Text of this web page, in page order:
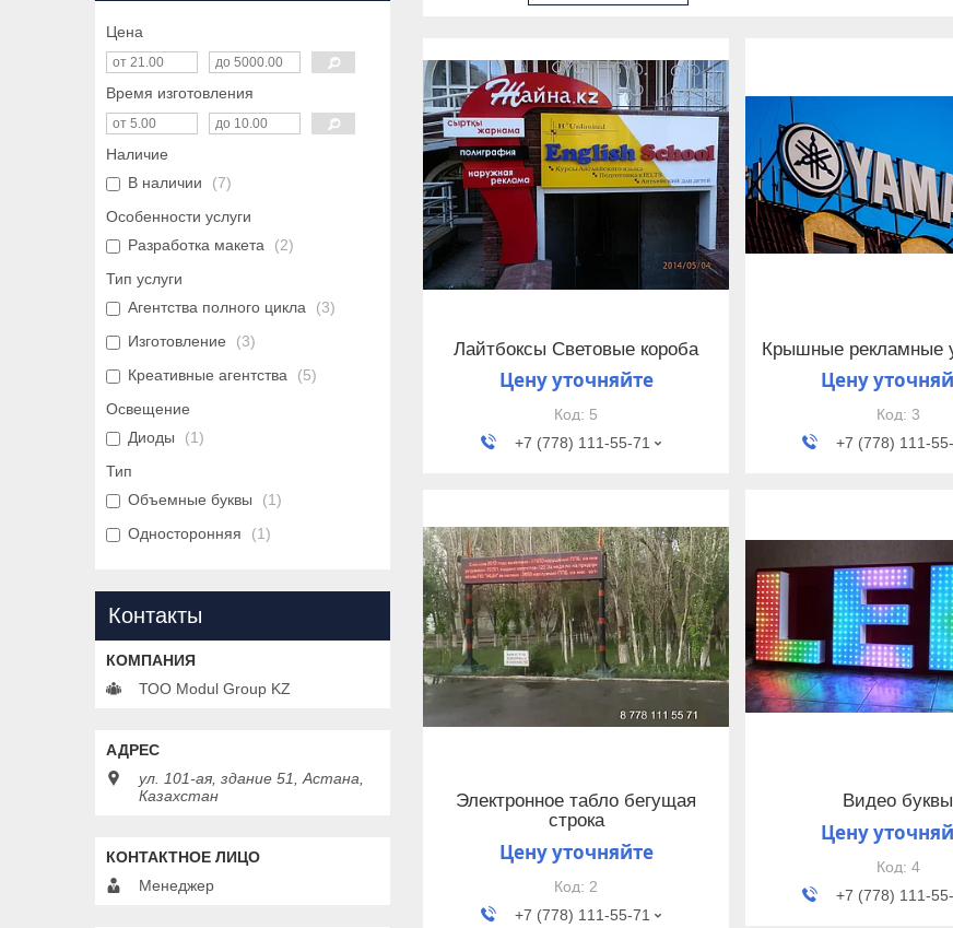
Лайтбоксы Световые короба
Цену уточняйте
5
+7 (778) 111-55-71
Крышные рекламные
Цену
3
+7 (778) 111-
Электронное табло бегущая
строка
Цену уточняйте
2
+7 (778) 111-55-71
Видео буквы
Цену
4
+7 (778) 111-
Цена
Время изготовления
Наличие
В наличии
7
Особенности услуги
Разработка макета
2
Тип услуги
Агентства полного цикла
3
Изготовление
3
Креативные агентства
5
Освещение
Диоды
1
Тип
Объемные буквы
1
Односторонняя
1
Контакты
ТОО Modul Group KZ
ул. 101-ая, здание 51, Астана,
Казахстан
Менеджер